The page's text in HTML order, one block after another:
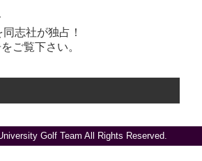
志社が独占！
ご覧下さい。
Golf Team All Rights Reserved.